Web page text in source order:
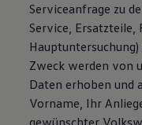
Serviceanfrage zu
Service, Ersatzteile,
Zweck werden von
Daten erhoben und
Vorname, Ihr
gewünschter